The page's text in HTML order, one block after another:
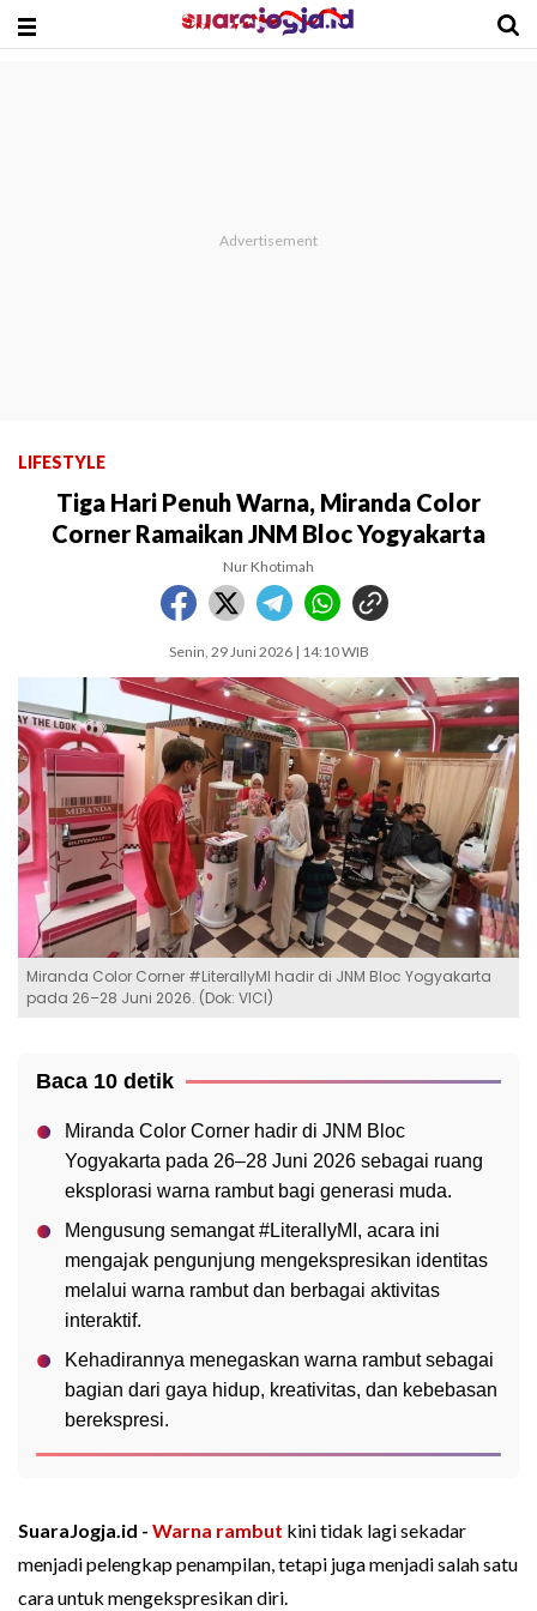
LIFESTYLE
Tiga Hari Penuh Warna, Miranda Color
Corner Ramaikan JNM Bloc Yogyakarta
Nur Khotimah
Senin, 29 Juni 2026 | 14:10 WIB
Miranda Color Corner #LiterallyMI hadir di JNM Bloc Yogyakarta
pada 26–28 Juni 2026. (Dok: VICI)
Baca 10 detik
Miranda Color Corner hadir di JNM Bloc
Yogyakarta pada 26–28 Juni 2026 sebagai ruang
eksplorasi warna rambut bagi generasi muda.
Mengusung semangat #LiterallyMI, acara ini
mengajak pengunjung mengekspresikan identitas
melalui warna rambut dan berbagai aktivitas
interaktif.
Kehadirannya menegaskan warna rambut sebagai
bagian dari gaya hidup, kreativitas, dan kebebasan
berekspresi.
SuaraJogja.id - Warna rambut kini tidak lagi sekadar
menjadi pelengkap penampilan, tetapi juga menjadi salah satu
cara untuk mengekspresikan diri.